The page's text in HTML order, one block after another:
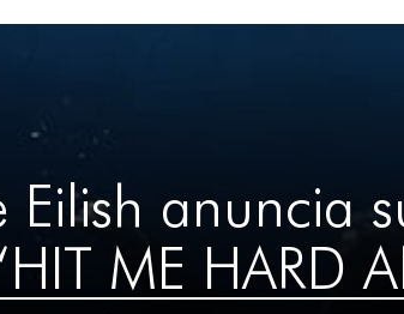
Eilish anuncia
ME HARD